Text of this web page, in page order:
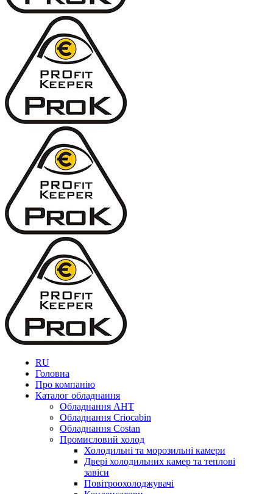
RU
Головна
Про компанію
Каталог обладнання
Обладнання AHT
Обладнання Criocabin
Обладнання Costan
Промисловий холод
Холодильні та морозильні камери
Двері холодильних камер та теплові
завіси
Повітроохолоджувачі